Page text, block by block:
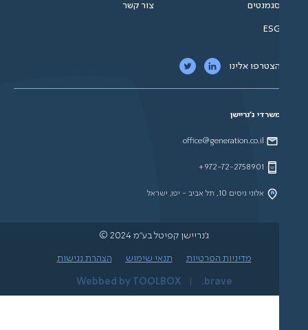
צור קשר
אלינו
ג'נריישן
office@generation.co.il
972-72-2758901+
אלוני ניסים 10, תל אביב - יפו, ישראל
ג'נריישן קפיטל בע"מ 2024 ©
מדיניות הפרטיות תנאי שימוש הצהרת נגישות
Webbed by TOOLBOX